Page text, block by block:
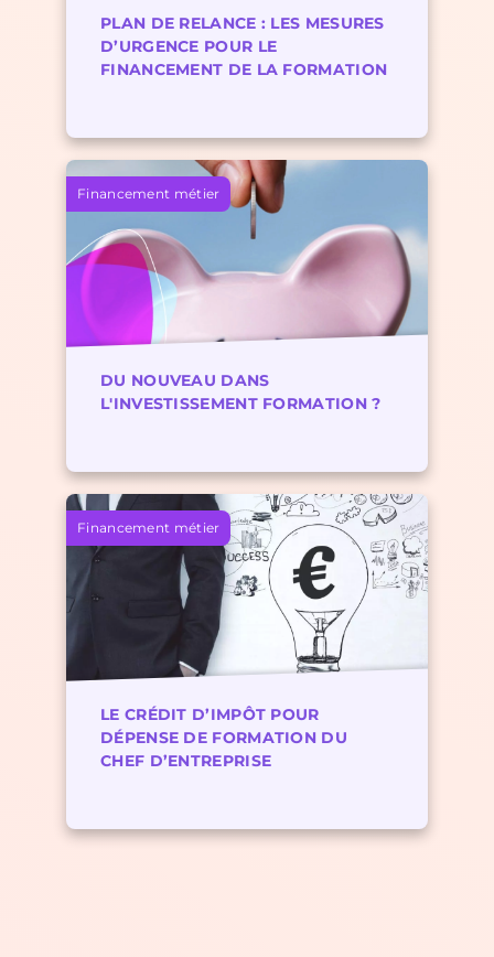
PLAN DE RELANCE : LES MESURES
D’URGENCE POUR LE
FINANCEMENT DE LA FORMATION
Financement métier
DU NOUVEAU DANS
L'INVESTISSEMENT FORMATION ?
Financement métier
LE CRÉDIT D’IMPÔT POUR
DÉPENSE DE FORMATION DU
CHEF D’ENTREPRISE